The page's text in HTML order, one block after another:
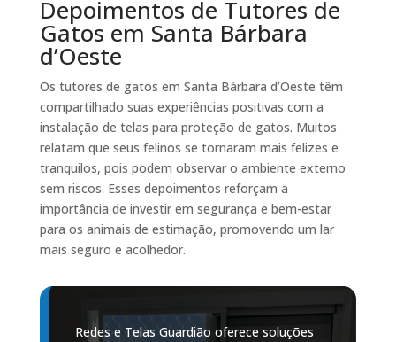
Depoimentos de Tutores de
Gatos em Santa Bárbara
d’Oeste
Os tutores de gatos em Santa Bárbara d’Oeste têm
compartilhado suas experiências positivas com a
instalação de telas para proteção de gatos. Muitos
relatam que seus felinos se tornaram mais felizes e
tranquilos, pois podem observar o ambiente externo
sem riscos. Esses depoimentos reforçam a
importância de investir em segurança e bem-estar
para os animais de estimação, promovendo um lar
mais seguro e acolhedor.
Redes e Telas Guardião oferece soluções